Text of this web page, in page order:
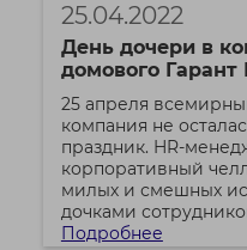
25.04.2022
День дочери в
домового Гарант
25 апреля
компания не
праздник. HR-
корпоративный
милых и смешных
дочками
Подробнее